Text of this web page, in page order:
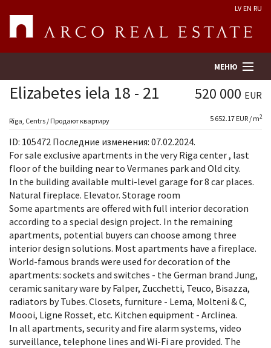
LV EN RU
МЕНЮ
Поиск
Оценка недвижимости
Предприятие
Услуги
Kонтакты
Elizabetes iela 18 - 21 520 000 EUR
Rīga, Centrs / Продают квартиру 5 652.17 EUR / m2
ID: 105472 Последние изменения: 07.02.2024.
For sale exclusive apartments in the very Riga center , last
floor of the building near to Vermanes park and Old city.
In the building available multi-level garage for 8 car places.
Natural fireplace. Elevator. Storage room
Some apartments are offered with full interior decoration
according to a special design project. In the remaining
apartments, potential buyers can choose among three
interior design solutions. Most apartments have a fireplace.
World-famous brands were used for decoration of the
apartments: sockets and switches - the German brand Jung,
ceramic sanitary ware by Falper, Zucchetti, Teuco, Bisazza,
radiators by Tubes. Closets, furniture - Lema, Molteni & C,
Moooi, Ligne Rosset, etc. Kitchen equipment - Arclinea.
In all apartments, security and fire alarm systems, video
surveillance, telephone lines and Wi-Fi are provided. The